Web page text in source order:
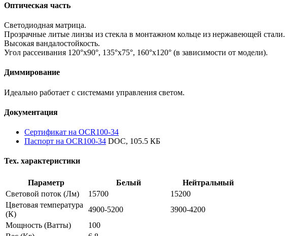
Оптическая часть
Светодиодная матрица.
Прозрачные литые линзы из стекла в монтажном кольце из нержавеющей стали.
Высокая вандалостойкость.
Угол рассеивания 120°х90°, 135°х75°, 160°х120° (в зависимости от модели).
Диммирование
Идеально работает с системами управления светом.
Документация
Сертификат на OCR100-34
Паспорт на OCR100-34 DOC, 105.5 КБ
Тех. характеристики
Параметр Белый
Нейтральный
Световой поток (Лм) 15700
15200
Цветовая температура
(К)
4900-5200
3900-4200
Мощность (Ватты)
100